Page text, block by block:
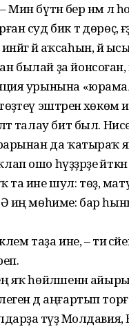
– Мин бүтән бер нәмә
суд бик тә
инәйгә йә аҡсаһын,
былай ҙа йонсоған,
урынына
эштәренә хөкөм
талау бит был.
да ҡатыраҡ
ошо һүҙҙәрҙе
ине шул: төҙ,
иң мөһиме: бар
таҙа ине, – ти
яҡ һөйләшенән
дә аңғартып
тәүҙә